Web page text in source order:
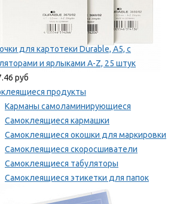
для картотеки Durable, A5, с
и ярлыками A-Z, 25 штук
руб
продукты
Карманы самоламинирующиеся
Самоклеящиеся кармашки
Самоклеящиеся окошки для маркировки
Самоклеящиеся скоросшиватели
Самоклеящиеся табуляторы
Самоклеящиеся этикетки для папок
Таблички для маркировки